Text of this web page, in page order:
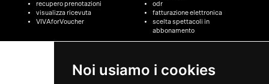
Noi usiamo i cookies
recupero prenotazioni
visualizza ricevuta
VIVAforVoucher
odr
fatturazione elettronica
scelta spettacoli in
abbonamento